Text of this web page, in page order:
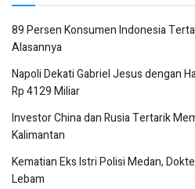
89 Persen Konsumen Indonesia
Alasannya
Napoli Dekati Gabriel Jesus dengan
Rp 4129 Miliar
Investor China dan Rusia Tertarik
Kalimantan
Kematian Eks Istri Polisi Medan,
Lebam